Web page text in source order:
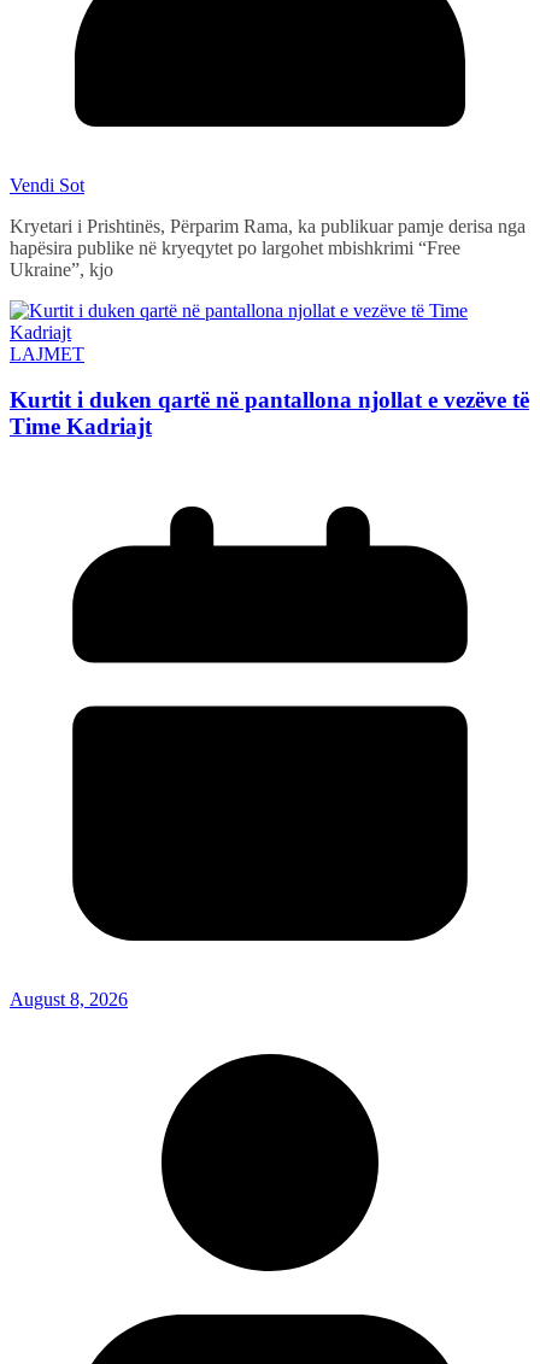
Vendi Sot
Kryetari i Prishtinës, Përparim Rama, ka publikuar pamje derisa nga
hapësira publike në kryeqytet po largohet mbishkrimi “Free
Ukraine”, kjo
LAJMET
Kurtit i duken qartë në pantallona njollat e vezëve të
Time Kadriajt
August 8, 2026